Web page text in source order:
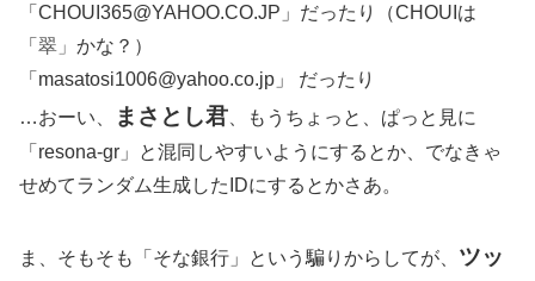
「CHOUI365@YAHOO.CO.JP」だったり（CHOUIは
「 翠」 かな？）
「masatosi1006@yahoo.co.jp」 だったり
…おーい、
まさとし君 、もうちょっと、ぱっと見に
「resona-gr」と混同しやすいようにするとか、でなきゃ
せめてランダム生成したIDにするとかさあ。
ま、そもそも「そな銀行」という騙りからしてが、 ツッ